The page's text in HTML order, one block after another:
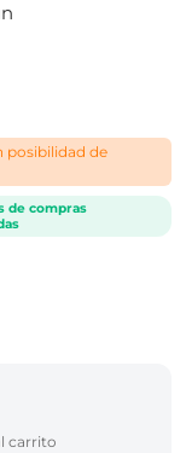
posibilidad de
de compras
carrito